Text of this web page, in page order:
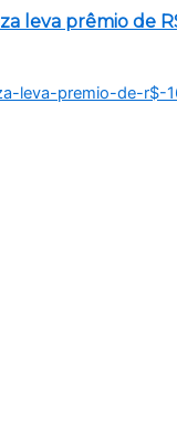
leva prêmio de